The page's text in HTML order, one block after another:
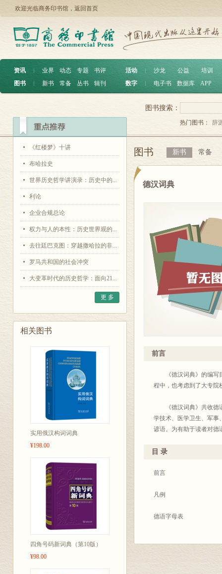
欢迎光临商务印书馆， 返回首页
资讯 ︱ 业界 动态 专题
书评
图书
︱ 新书 常备 丛书 辑刊
活动 沙龙 公益
培训
数字
电子书 数据库 APP
《红楼梦》十讲
布哈拉史
世界历史哲学讲演录：历史中的...
利论
企业合规总论
权力与人的本性：历史世界观的...
去往廷巴克图：穿越撒哈拉的非...
罗马共和国的社会冲突
大变革时代的历史哲学：面向21...
更 多
相关图书
实用俄汉构词词典
¥198.00
四角号码新词典（第10版）
¥98.00
图书搜索：
热门图书： 辞
图书 新书 常备
德汉词典
前言
《德汉词典》的编写目
程中，也考虑到了大专院
《德汉词典》共收德语
学技术、医学卫生、军事
谚语。为有助于读者对德
则变级表》、《世界各国
书。
目 录
前言
凡例
德语字母表